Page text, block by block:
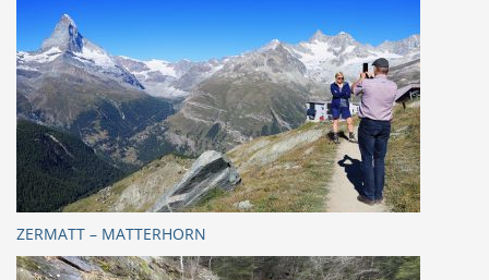
ZERMATT – MATTERHORN